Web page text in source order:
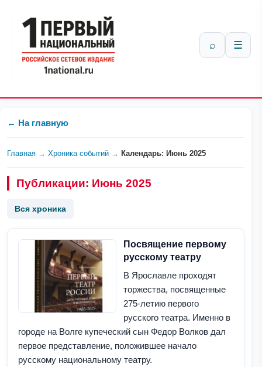
⌕ ☰
← На главную
Главная → Хроника событий → Календарь: Июнь 2025
Публикации: Июнь 2025
Вся хроника
Посвящение первому
русскому театру
В Ярославле проходят
торжества, посвященные
275-летию первого
русского театра. Именно в
городе на Волге купеческий сын Федор Волков дал
первое представление, положившее начало
русскому национальному театру.